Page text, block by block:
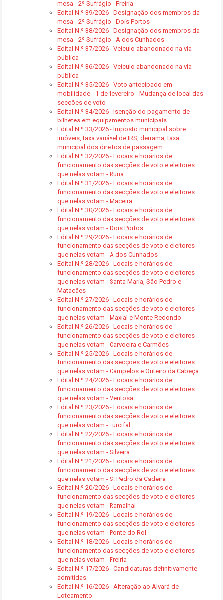
mesa - 2º Sufrágio - Freiria
Edital N.º 39/2026 - Designação dos membros da
mesa - 2º Sufrágio - Dois Portos
Edital N.º 38/2026 - Designação dos membros da
mesa - 2º Sufrágio - A dos Cunhados
Edital N.º 37/2026 - Veículo abandonado na via
pública
Edital N.º 36/2026 - Veículo abandonado na via
pública
Edital N.º 35/2026 - Voto antecipado em
mobilidade - 1 de fevereiro - Mudança de local das
secções de voto
Edital N.º 34/2026 - Isenção do pagamento de
bilhetes em equipamentos municipais
Edital N.º 33/2026 - Imposto municipal sobre
imóveis, taxa variável de IRS, derrama, taxa
municipal dos direitos de passagem
Edital N.º 32/2026 - Locais e horários de
funcionamento das secções de voto e eleitores
que nelas votam - Runa
Edital N.º 31/2026 - Locais e horários de
funcionamento das secções de voto e eleitores
que nelas votam - Maceira
Edital N.º 30/2026 - Locais e horários de
funcionamento das secções de voto e eleitores
que nelas votam - Dois Portos
Edital N.º 29/2026 - Locais e horários de
funcionamento das secções de voto e eleitores
que nelas votam - A dos Cunhados
Edital N.º 28/2026 - Locais e horários de
funcionamento das secções de voto e eleitores
que nelas votam - Santa Maria, São Pedro e
Matacães
Edital N.º 27/2026 - Locais e horários de
funcionamento das secções de voto e eleitores
que nelas votam - Maxial e Monte Redondo
Edital N.º 26/2026 - Locais e horários de
funcionamento das secções de voto e eleitores
que nelas votam - Carvoeira e Carmões
Edital N.º 25/2026 - Locais e horários de
funcionamento das secções de voto e eleitores
que nelas votam - Campelos e Outeiro da Cabeça
Edital N.º 24/2026 - Locais e horários de
funcionamento das secções de voto e eleitores
que nelas votam - Ventosa
Edital N.º 23/2026 - Locais e horários de
funcionamento das secções de voto e eleitores
que nelas votam - Turcifal
Edital N.º 22/2026 - Locais e horários de
funcionamento das secções de voto e eleitores
que nelas votam - Silveira
Edital N.º 21/2026 - Locais e horários de
funcionamento das secções de voto e eleitores
que nelas votam - S. Pedro da Cadeira
Edital N.º 20/2026 - Locais e horários de
funcionamento das secções de voto e eleitores
que nelas votam - Ramalhal
Edital N.º 19/2026 - Locais e horários de
funcionamento das secções de voto e eleitores
que nelas votam - Ponte do Rol
Edital N.º 18/2026 - Locais e horários de
funcionamento das secções de voto e eleitores
que nelas votam - Freiria
Edital N.º 17/2026 - Candidaturas definitivamente
admitidas
Edital N.º 16/2026 - Alteração ao Alvará de
Loteamento